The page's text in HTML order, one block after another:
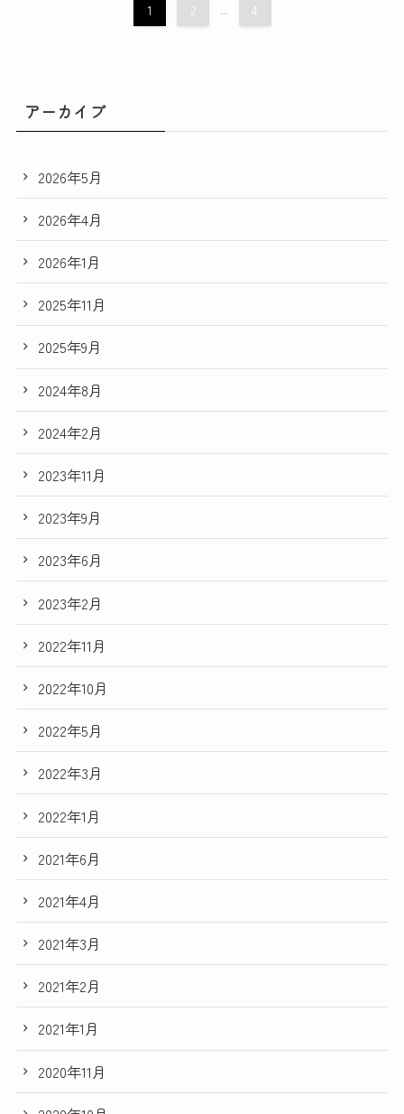
1 2 ... 4
アーカイブ
2026年5月
2026年4月
2026年1月
2025年11月
2025年9月
2024年8月
2024年2月
2023年11月
2023年9月
2023年6月
2023年2月
2022年11月
2022年10月
2022年5月
2022年3月
2022年1月
2021年6月
2021年4月
2021年3月
2021年2月
2021年1月
2020年11月